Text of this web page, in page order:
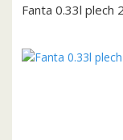
Fanta 0.33l plech